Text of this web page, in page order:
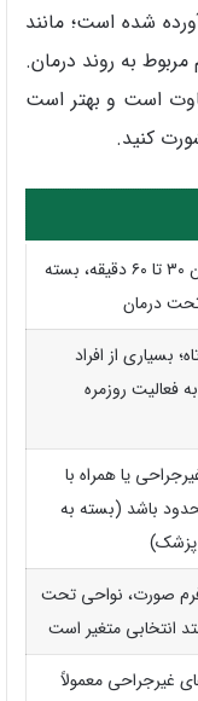
شده است؛ مانند
به روند درمان.
است و بهتر است
کنید.
معمولاً بین ۳۰ تا ۶۰ دقیقه، بسته
درمان
بسیاری از افراد
فعالیت روزمره
یا همراه با
باشد (بسته به
صورت، نواحی تحت
انتخابی متغیر است
غیرجراحی معمولاً